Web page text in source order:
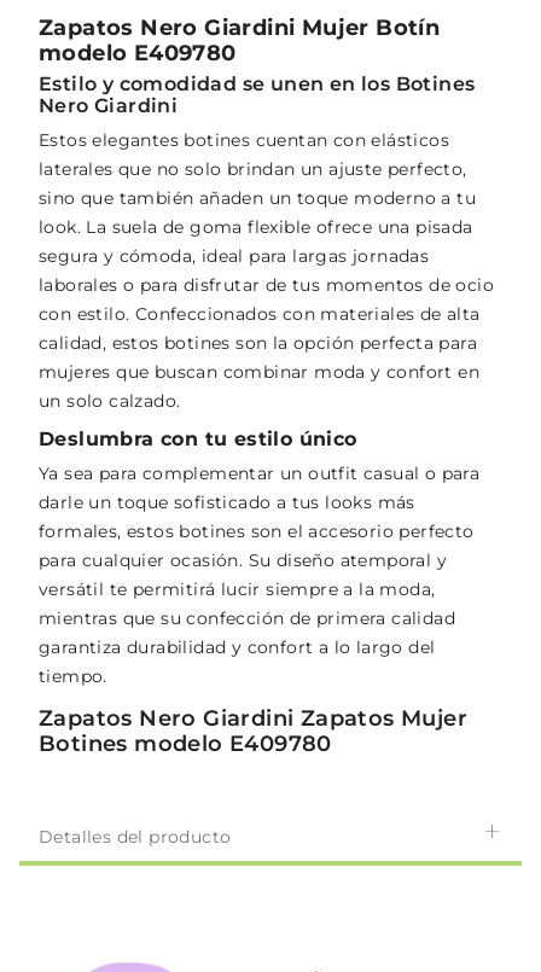
Zapatos Nero Giardini Mujer Botín
modelo E409780
Estilo y comodidad se unen en los Botines
Nero Giardini
Estos elegantes botines cuentan con elásticos
laterales que no solo brindan un ajuste perfecto,
sino que también añaden un toque moderno a tu
look. La suela de goma flexible ofrece una pisada
segura y cómoda, ideal para largas jornadas
laborales o para disfrutar de tus momentos de ocio
con estilo. Confeccionados con materiales de alta
calidad, estos botines son la opción perfecta para
mujeres que buscan combinar moda y confort en
un solo calzado.
Deslumbra con tu estilo único
Ya sea para complementar un outfit casual o para
darle un toque sofisticado a tus looks más
formales, estos botines son el accesorio perfecto
para cualquier ocasión. Su diseño atemporal y
versátil te permitirá lucir siempre a la moda,
mientras que su confección de primera calidad
garantiza durabilidad y confort a lo largo del
tiempo.
Zapatos Nero Giardini Zapatos Mujer
Botines modelo E409780
Detalles del producto